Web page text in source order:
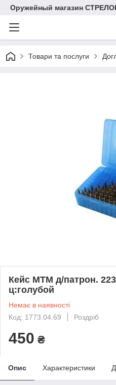
Оружейный магазин
Товари та послуги
Кейс MTM д/патрон.
ц:голубой
Немає в наявності
Код: 1773.04.69
Роздріб
450 ₴
Опис Характеристики